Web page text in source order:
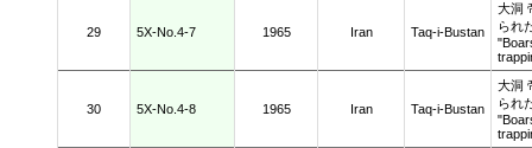
29 5X-No.4-7 1965 Iran Taq-i-Bustan
大洞
られ
30 5X-No.4-8 1965 Iran Taq-i-Bustan
大洞
られ